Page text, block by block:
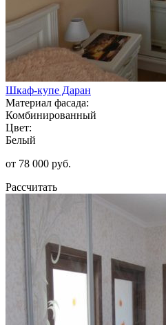
Шкаф-купе Даран
Материал фасада:
Комбинированный
Цвет:
Белый
от 78 000 руб.
Рассчитать